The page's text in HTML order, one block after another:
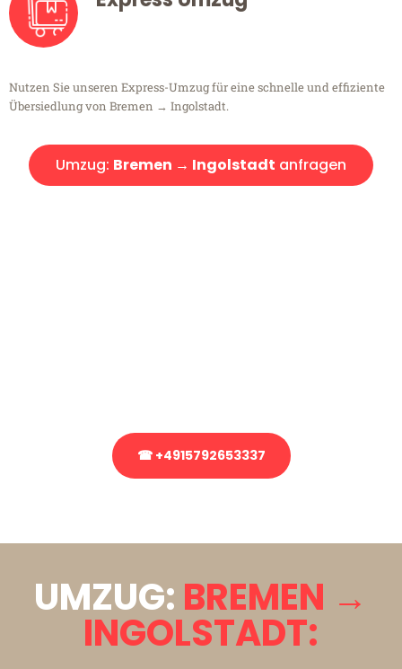
Nutzen Sie unseren Express-Umzug für eine schnelle und effiziente
Übersiedlung von Bremen → Ingolstadt.
Umzug: Bremen → Ingolstadt anfragen
☎ +4915792653337
UMZUG: BREMEN →
INGOLSTADT: